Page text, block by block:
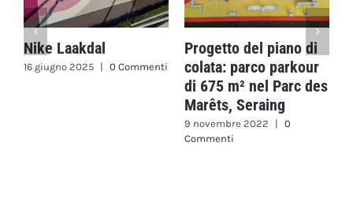
Nike Laakdal
16 giugno 2025 | 0 Commenti
Progetto del piano di
colata: parco parkour
di 675 m² nel Parc des
Marêts, Seraing
9 novembre 2022 |
0
Commenti